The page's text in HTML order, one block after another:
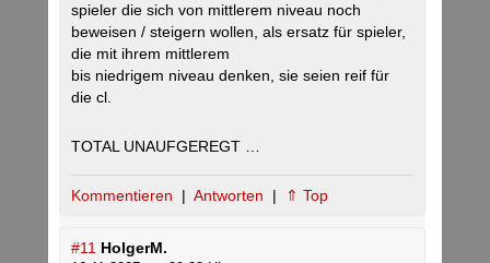
spieler die sich von mittlerem niveau noch
beweisen / steigern wollen, als ersatz für spieler,
die mit ihrem mittlerem
bis niedrigem niveau denken, sie seien reif für
die cl.
TOTAL UNAUFGEREGT …
Kommentieren | Antworten | ⇑ Top
#11 HolgerM.